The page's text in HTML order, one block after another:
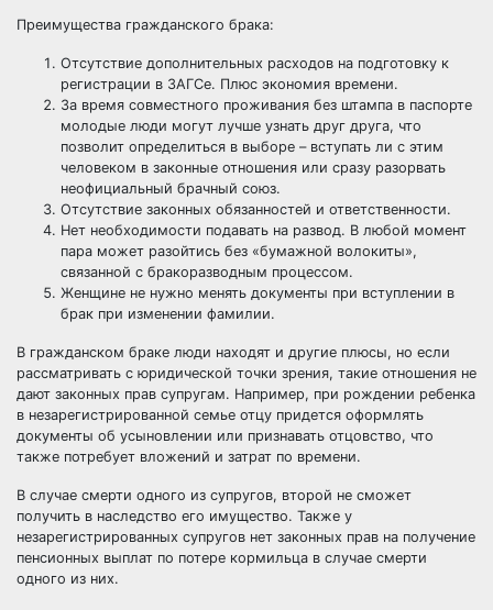
Преимущества гражданского брака:
Отсутствие дополнительных расходов на подготовку к
регистрации в ЗАГСе. Плюс экономия времени.
За время совместного проживания без штампа в паспорте
молодые люди могут лучше узнать друг друга, что
позволит определиться в выборе – вступать ли с этим
человеком в законные отношения или сразу разорвать
неофициальный брачный союз.
Отсутствие законных обязанностей и ответственности.
Нет необходимости подавать на развод. В любой момент
пара может разойтись без «бумажной волокиты»,
связанной с бракоразводным процессом.
Женщине не нужно менять документы при вступлении в
брак при изменении фамилии.
В гражданском браке люди находят и другие плюсы, но если
рассматривать с юридической точки зрения, такие отношения не
дают законных прав супругам. Например, при рождении ребенка
в незарегистрированной семье отцу придется оформлять
документы об усыновлении или признавать отцовство, что
также потребует вложений и затрат по времени.
В случае смерти одного из супругов, второй не сможет
получить в наследство его имущество. Также у
незарегистрированных супругов нет законных прав на получение
пенсионных выплат по потере кормильца в случае смерти
одного из них.